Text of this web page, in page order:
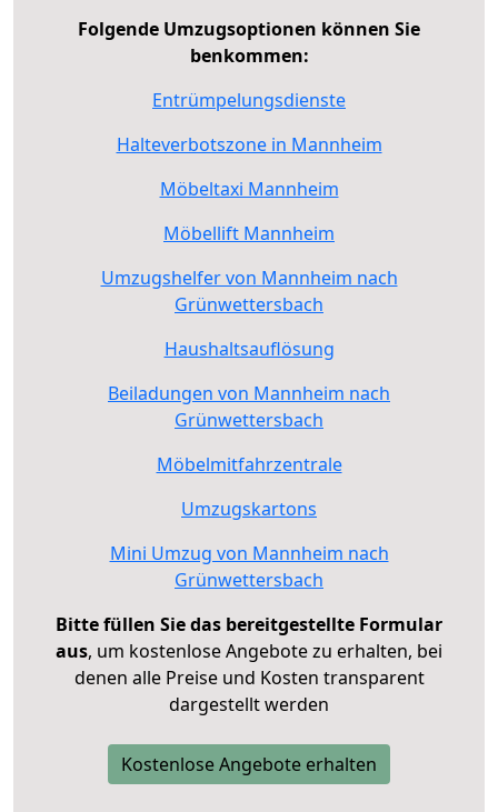
Folgende Umzugsoptionen können Sie
benkommen:
Entrümpelungsdienste
Halteverbotszone in Mannheim
Möbeltaxi Mannheim
Möbellift Mannheim
Umzugshelfer von Mannheim nach
Grünwettersbach
Haushaltsauflösung
Beiladungen von Mannheim nach
Grünwettersbach
Möbelmitfahrzentrale
Umzugskartons
Mini Umzug von Mannheim nach
Grünwettersbach
Bitte füllen Sie das bereitgestellte Formular
aus, um kostenlose Angebote zu erhalten, bei
denen alle Preise und Kosten transparent
dargestellt werden
Kostenlose Angebote erhalten